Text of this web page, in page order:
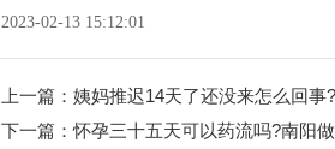
2023-02-13 15:12:01
上一篇： 姨妈推迟14天了还没来怎么回事
下一篇：怀孕三十五天可以药流吗?南阳